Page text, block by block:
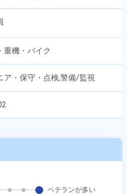
重機・バイク
ア・保守・点検,警備/監視
ベテランが多い